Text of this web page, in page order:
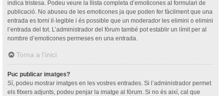
indica tristesa. Podeu veure la llista completa d’emoticones al formulari de
publicació. No abuseu de les emoticones ja que poden fer fàcilment que una
entrada es torni il·legible i és possible que un moderador les elimini o elimini
l’entrada del tot. L’administrador del fòrum també pot establir un límit per al
nombre d’emoticones permeses en una entrada.
Torna a l’inici
Puc publicar imatges?
Sí, podeu mostrar imatges en les vostres entrades. Si l’administrador permet
els fitxers adjunts, podeu penjar la imatge al fòrum. Si no és així, cal que